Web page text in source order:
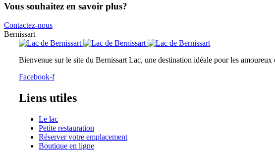
Vous souhaitez en savoir plus?
Contactez-nous
Bernissart
Bienvenue sur le site du Bernissart Lac, une destination idéale pour les
Facebook-f
Liens utiles
Le lac
Petite restauration
Réserver votre emplacement
Boutique en ligne